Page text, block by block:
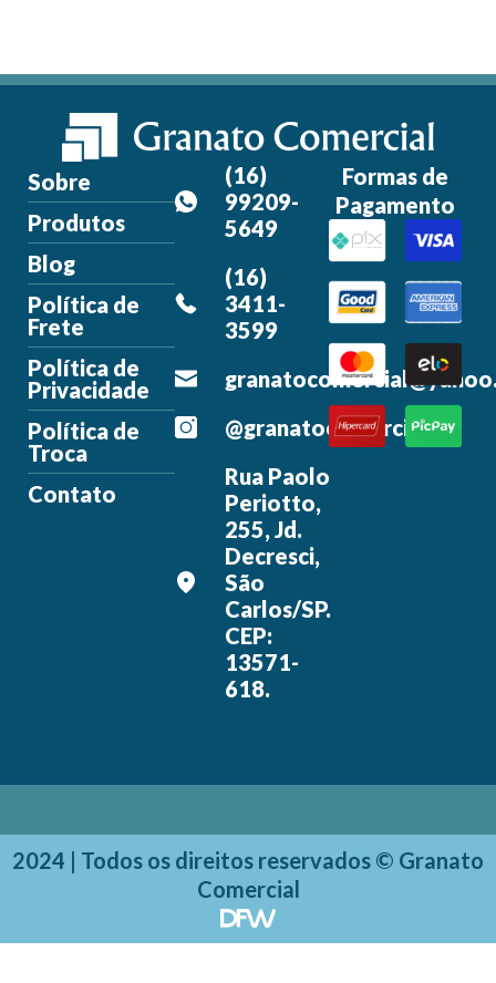
Sobre
Produtos
Blog
Política de
Frete
Política de
Privacidade
Política de
Troca
Contato
(16)
99209-
5649
(16)
3411-
3599
@granatocomercial
Rua Paolo
Periotto,
255, Jd.
Decresci,
São
Carlos/SP.
CEP:
13571-
618.
Formas de
Pagamento
2024 | Todos os direitos reservados © Granato
Comercial